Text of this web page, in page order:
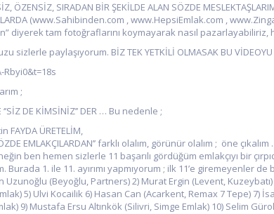
SIRADAN BİR ŞEKİLDE ALAN SÖZDE
(www.Sahibinden.com , www.HepsiEmlak.com ,
diyerek tam fotoğraflarını koymayarak nasıl pazarlayabiliriz,
sizlerle paylaşıyorum. BİZ TEK YETKİLİ OLMASAK BU VİDEOYU
;
DE KİMSİNİZ’’ DER … Bu nedenle ;
ÜRETELİM,
EMLAKÇILARDAN’’ farklı olalım, görünür olalım ; öne çıkalım
ben hemen sizlerle 11 başarılı gördüğüm emlakçıyı bir
Burada 1. ile 11. ayırımı yapmıyorum ; ilk 11’e giremeyenler
Uzunoğlu (Beyoğlu, Partners) 2) Murat Ergin (Levent,
5) Ulvi Kocailik 6) Hasan Can (Acarkent, Remax 7 Tepe) 7)
9) Mustafa Ersu Altınkök (Silivri, Simge Emlak) 10) Selim